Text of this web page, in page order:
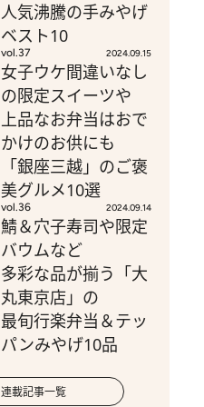
人気沸騰の手みやげ
ベスト10
vol.37 2024.09.15
女子ウケ間違いなし
の限定スイーツや
上品なお弁当はおで
かけのお供にも
「銀座三越」のご褒
美グルメ10選
vol.36 2024.09.14
鯖＆穴子寿司や限定
バウムなど
多彩な品が揃う「大
丸東京店」の
最旬行楽弁当＆テッ
パンみやげ10品
連載記事一覧